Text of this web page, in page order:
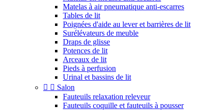
Matelas à air pneumatique anti-escarres
Tables de lit
Poignées d'aide au lever et barrières de lit
Surélévateurs de meuble
Draps de glisse
Potences de lit
Arceaux de lit
Pieds à perfusion
Urinal et bassins de lit
  Salon
Fauteuils relaxation releveur
Fauteuils coquille et fauteuils à pousser